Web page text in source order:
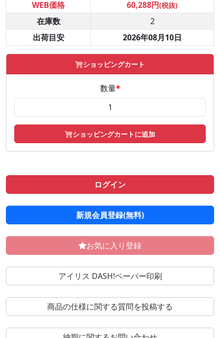
WEB価格 60,288円(税抜)
在庫数
2
出荷目安
2026年08月10日
ショッピングカート
数量*
ショッピングカートに追加
ログイン
新規会員登録(無料)
お気に入り登録
アイリス DASH!ペーパー印刷
商品の仕様に関する質問を投稿する